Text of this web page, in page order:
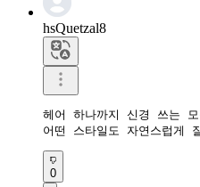
hsQuetzal8
헤어 하나까지 신경 쓰는
어떤 스타일도 자연스럽게
0